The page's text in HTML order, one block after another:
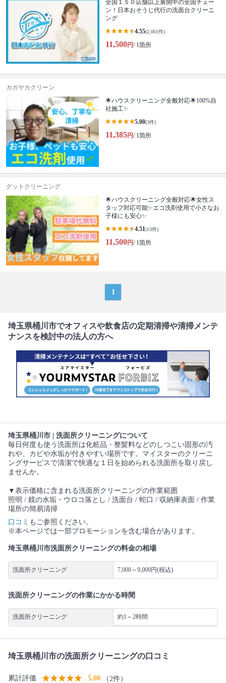
全国１５０店舗以上展開中の全国チェー
ン！日本おそうじ代行の洗面台クリーニ
ング
4.55(2,001件)
11,500円/ 1箇所
カガヤカクリーン
🌟ハウスクリーニング全般対応🌟100%自
社施工✨
5.00(3件)
11,385円/ 1箇所
グットクリーニング
🌟ハウスクリーニング全般対応🌟女性ス
タッフ対応可能✨エコ洗剤使用で小さなお
子様にも安心✨
4.51(13件)
11,500円/ 1箇所
1
埼玉県桶川市でオフィスや飲食店の定期清掃や清掃メンテ
ナンスを検討中の法人の方へ
埼玉県桶川市 | 洗面所クリーニングについて
毎日何度も使う洗面所は化粧品・整髪料などのしつこい固形の汚
れや、カビや水垢が付きやすい場所です。マイスターのクリーニ
ングサービスで清潔で快適な１日を始められる洗面所を取り戻し
ませんか。
▼表示価格に含まれる洗面所クリーニングの作業範囲
照明 / 鏡の水垢・ウロコ落とし / 洗面台 / 蛇口 / 収納庫表面 / 作業
場所の簡易清掃
口コミ もご参照ください。
※本ページでは一部プロモーションを含む場合があります。
埼玉県桶川市洗面所クリーニングの料金の相場
洗面所クリーニング 7,000～9,000円(税込)
洗面所クリーニングの作業にかかる時間
洗面所クリーニング 約1～2時間
埼玉県桶川市の洗面所クリーニングの口コミ
累計評価 5.00 （2件）